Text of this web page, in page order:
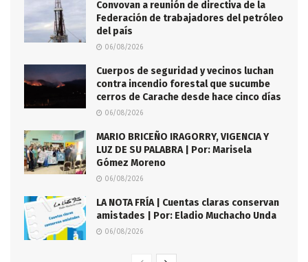
Convovan a reunión de directiva de la
Federación de trabajadores del petróleo
del país
06/08/2026
Cuerpos de seguridad y vecinos luchan
contra incendio forestal que sucumbe
cerros de Carache desde hace cinco días
06/08/2026
MARIO BRICEÑO IRAGORRY, VIGENCIA Y
LUZ DE SU PALABRA | Por: Marisela
Gómez Moreno
06/08/2026
LA NOTA FRÍA | Cuentas claras conservan
amistades | Por: Eladio Muchacho Unda
06/08/2026